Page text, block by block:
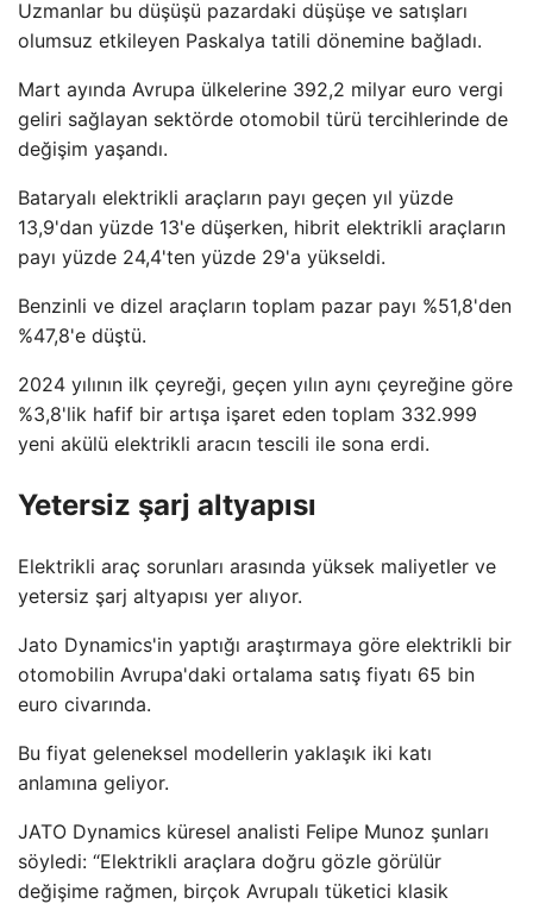
Uzmanlar bu düşüşü pazardaki düşüşe ve satışları
olumsuz etkileyen Paskalya tatili dönemine bağladı.
Mart ayında Avrupa ülkelerine 392,2 milyar euro vergi
geliri sağlayan sektörde otomobil türü tercihlerinde de
değişim yaşandı.
Bataryalı elektrikli araçların payı geçen yıl yüzde
13,9'dan yüzde 13'e düşerken, hibrit elektrikli araçların
payı yüzde 24,4'ten yüzde 29'a yükseldi.
Benzinli ve dizel araçların toplam pazar payı %51,8'den
%47,8'e düştü.
2024 yılının ilk çeyreği, geçen yılın aynı çeyreğine göre
%3,8'lik hafif bir artışa işaret eden toplam 332.999
yeni akülü elektrikli aracın tescili ile sona erdi.
Yetersiz şarj altyapısı
Elektrikli araç sorunları arasında yüksek maliyetler ve
yetersiz şarj altyapısı yer alıyor.
Jato Dynamics'in yaptığı araştırmaya göre elektrikli bir
otomobilin Avrupa'daki ortalama satış fiyatı 65 bin
euro civarında.
Bu fiyat geleneksel modellerin yaklaşık iki katı
anlamına geliyor.
JATO Dynamics küresel analisti Felipe Munoz şunları
söyledi: “Elektrikli araçlara doğru gözle görülür
değişime rağmen, birçok Avrupalı ​​tüketici klasik